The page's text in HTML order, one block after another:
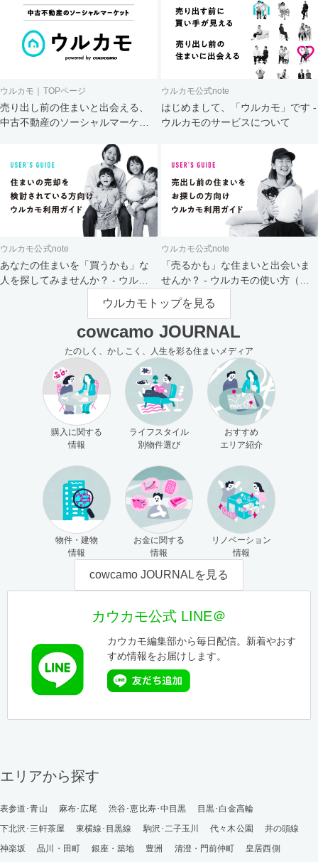
ウルカモ｜TOPページ
売り出し前の住まいと出会える、
中古不動産のソーシャルマーケッ
ウルカモ公式note
はじめまして、「ウルカモ」です -
ウルカモのサービスについて
ウルカモ公式note
あなたの住まいを「買うかも」な
人を探してみませんか？ - ウルカ
ウルカモ公式note
「売るかも」な住まいと出会いま
せんか？ - ウルカモの使い方（買
主さま向け）
ウルカモトップを見る
cowcamo JOURNAL
たのしく、かしこく、人生を彩る住まいメディア
購入に関する
情報
ライフスタイル
別物件選び
おすすめ
エリア紹介
物件・建物
情報
お金に関する
情報
リノベーション
情報
cowcamo JOURNALを見る
カウカモ公式 LINE＠
カウカモ編集部から毎日配信。新着やおす
すめ情報をお届けします。
エリアから探す
表参道･青山 麻布･広尾 渋谷･恵比寿･中目黒
目黒･白金高輪
下北沢･三軒茶屋
東横線･目黒線 駒沢･二子玉川 代々木公園
井の頭線
神楽坂
品川・田町 銀座・築地 豊洲 清澄・門前仲町
皇居西側